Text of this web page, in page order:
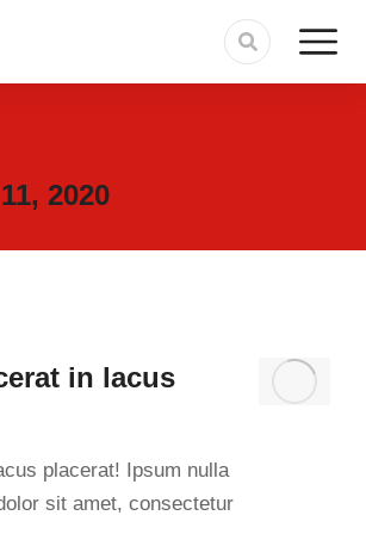
2020
in lacus
placerat! Ipsum nulla
sit amet, consectetur